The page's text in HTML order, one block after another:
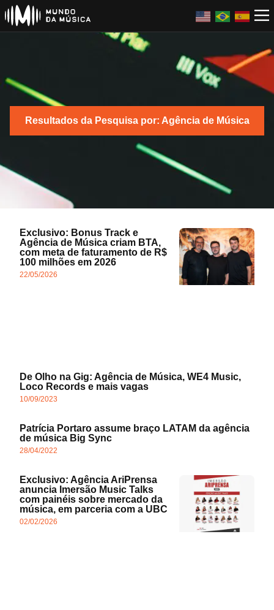
Resultados da Pesquisa por: Agência de Música
Exclusivo: Bonus Track e
Agência de Música criam BTA,
com meta de faturamento de R$
100 milhões em 2026
22/05/2026
De Olho na Gig: Agência de Música, WE4 Music,
Loco Records e mais vagas
10/09/2023
Patrícia Portaro assume braço LATAM da agência
de música Big Sync
28/04/2022
Exclusivo: Agência AriPrensa
anuncia Imersão Music Talks
com painéis sobre mercado da
música, em parceria com a UBC
02/02/2026